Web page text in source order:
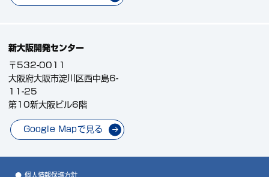
新大阪開発センター
〒532-0011
大阪府大阪市淀川区西中島6-
11-25
第10新大阪ビル6階
Google Mapで見る
個人情報保護方針